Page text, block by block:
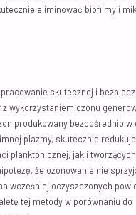
eliminować biofilmy i
skutecznej i
z wykorzystaniem ozonu
produkowany bezpośrednio w
plazmy, skutecznie
planktonicznej, jak i
że ozonowanie nie
wcześniej oczyszczonych
tej metody w porównaniu do